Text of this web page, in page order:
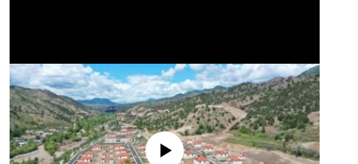
No media source currently available